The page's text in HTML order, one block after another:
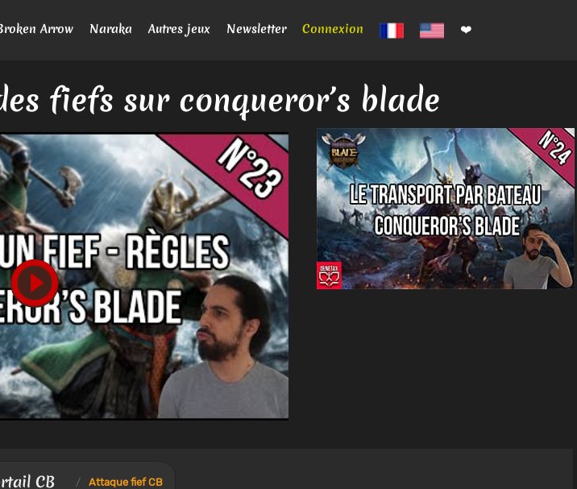
Arrow Naraka Autres jeux Newsletter Connexion ❤️
fiefs sur conqueror’s blade
CB / Attaque fief CB